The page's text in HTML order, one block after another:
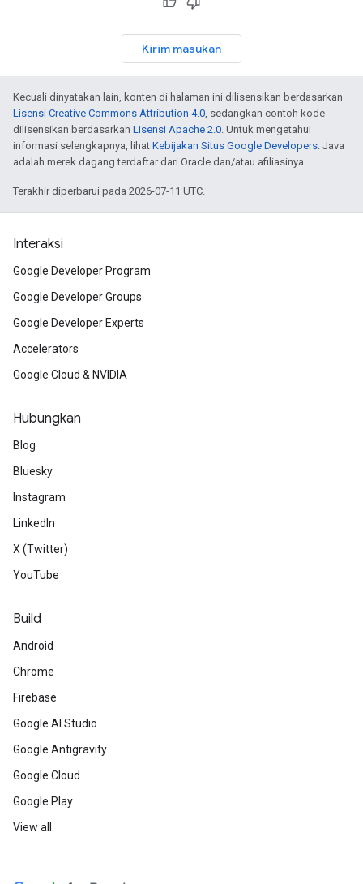
Kirim masukan
Kecuali dinyatakan lain, konten di halaman ini dilisensikan berdasarkan
Lisensi Creative Commons Attribution 4.0, sedangkan contoh kode
dilisensikan berdasarkan Lisensi Apache 2.0. Untuk mengetahui
informasi selengkapnya, lihat Kebijakan Situs Google Developers. Java
adalah merek dagang terdaftar dari Oracle dan/atau afiliasinya.
Terakhir diperbarui pada 2026-07-11 UTC.
Interaksi
Google Developer Program
Google Developer Groups
Google Developer Experts
Accelerators
Google Cloud & NVIDIA
Hubungkan
Blog
Bluesky
Instagram
LinkedIn
X (Twitter)
YouTube
Build
Android
Chrome
Firebase
Google AI Studio
Google Antigravity
Google Cloud
Google Play
View all